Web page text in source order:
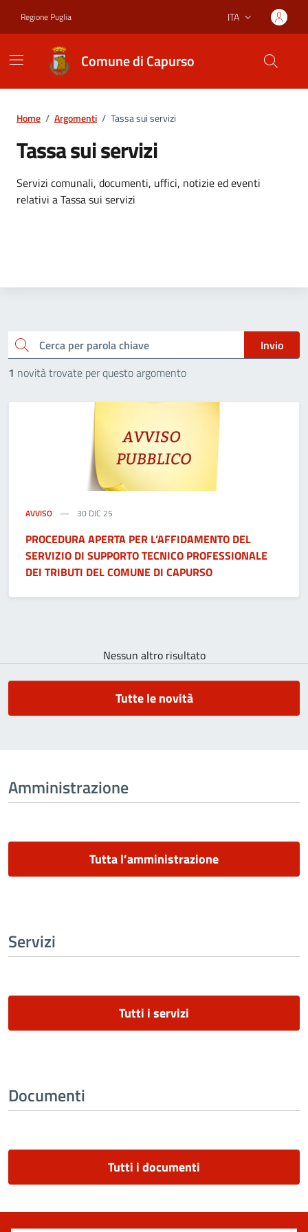
Regione Puglia Lingua attiva:
ITA
Comune di Capurso
Home / Argomenti / Tassa sui servizi
Tassa sui servizi
Dettagli dell'argomento
Servizi comunali, documenti, uffici, notizie ed eventi
relativi a Tassa sui servizi
Cerca
Invio
1 novità trovate per questo argomento
AVVISO 30 DIC 25
PROCEDURA APERTA PER L’AFFIDAMENTO DEL
SERVIZIO DI SUPPORTO TECNICO PROFESSIONALE
DEI TRIBUTI DEL COMUNE DI CAPURSO
Nessun altro risultato
Tutte le novità
Amministrazione
Tutta l’amministrazione
Servizi
Tutti i servizi
Documenti
Tutti i documenti